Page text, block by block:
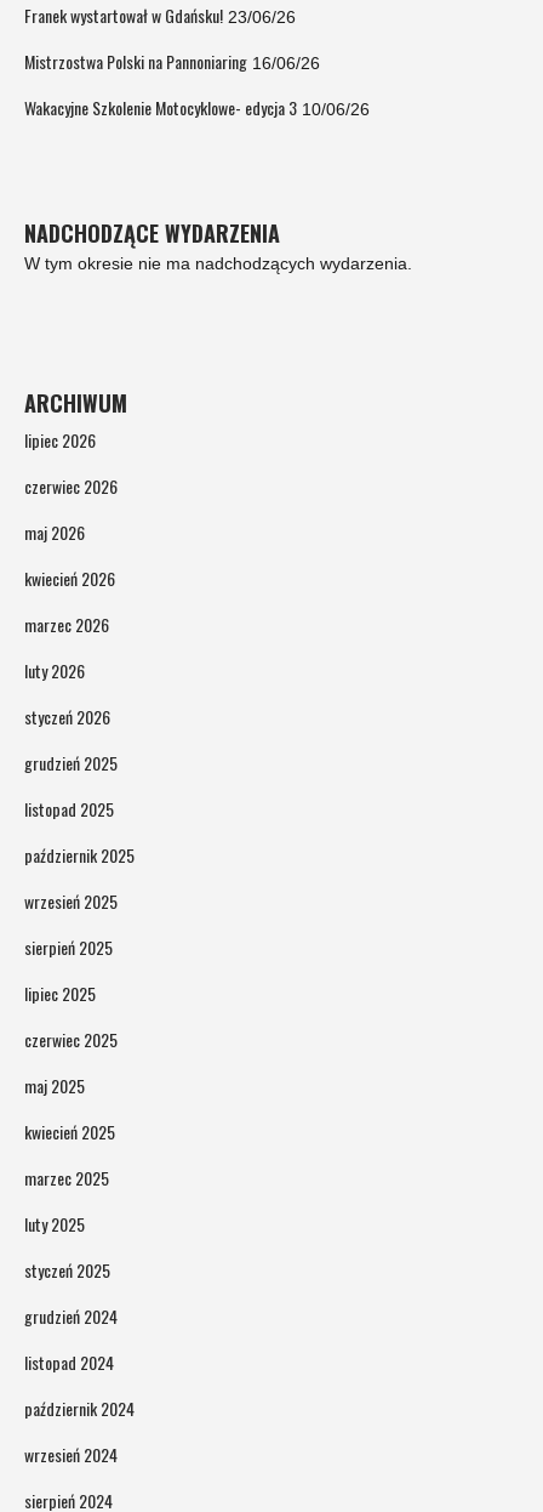
Franek wystartował w Gdańsku! 23/06/26
Mistrzostwa Polski na Pannoniaring 16/06/26
Wakacyjne Szkolenie Motocyklowe- edycja 3 10/06/26
NADCHODZĄCE WYDARZENIA
W tym okresie nie ma nadchodzących wydarzenia.
ARCHIWUM
lipiec 2026
czerwiec 2026
maj 2026
kwiecień 2026
marzec 2026
luty 2026
styczeń 2026
grudzień 2025
listopad 2025
październik 2025
wrzesień 2025
sierpień 2025
lipiec 2025
czerwiec 2025
maj 2025
kwiecień 2025
marzec 2025
luty 2025
styczeń 2025
grudzień 2024
listopad 2024
październik 2024
wrzesień 2024
sierpień 2024